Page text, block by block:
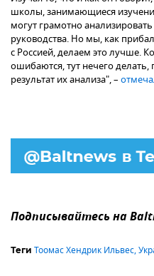
школы, занимающиеся
могут грамотно
руководства. Но мы, как
с Россией, делаем это лучше.
ошибаются, тут нечего делать,
результат их анализа", –
Подписывайтесь на
Теги Тоомас Хендрик Ильвес,